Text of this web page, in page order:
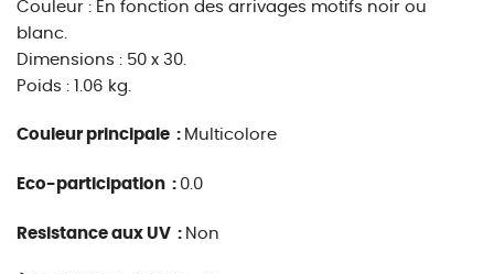
Couleur : En fonction des arrivages motifs noir ou
blanc.
Dimensions : 50 x 30.
Poids : 1.06 kg.
Couleur principale : Multicolore
Eco-participation : 0.0
Resistance aux UV : Non